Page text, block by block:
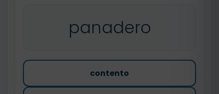
panadero
contento